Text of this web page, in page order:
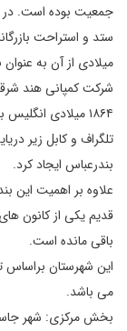
جمعیت بوده است. در
میلادی از آن به
۱۸۶۴ میلادی
تلگراف و کابل زیر
بندرعباس ایجاد کرد.
علاوه بر اهمیت این
قدیم یکی از کانون
باقی مانده است.
می باشد.
بخش مرکزی: شهر